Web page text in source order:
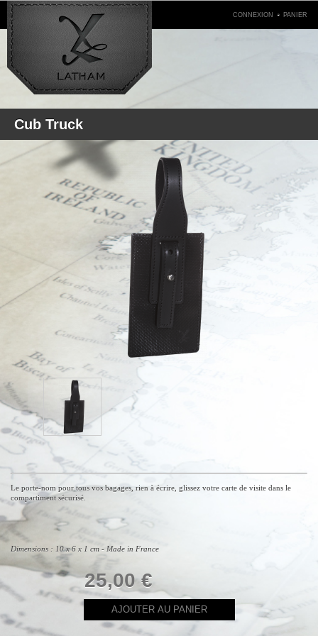
PANIER
.
CONNEXION
Cub Truck
Le porte-nom pour tous vos bagages, rien à écrire, glissez votre carte de visite dans le
compartiment sécurisé.
Dimensions : 10 x 6 x 1 cm - Made in France
25,00 €
AJOUTER AU PANIER